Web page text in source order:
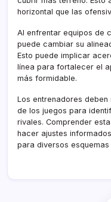
horizontal que las
Al enfrentar equipos de
puede cambiar su
Esto puede implicar
línea para fortalecer el
más formidable.
Los entrenadores
de los juegos para
rivales. Comprender
hacer ajustes
para diversos